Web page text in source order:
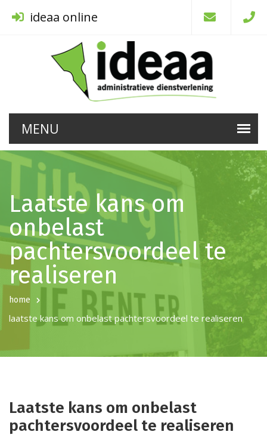
ideaa online
Laatste kans om
onbelast
pachtersvoordeel te
realiseren
home
laatste kans om onbelast pachtersvoordeel te realiseren
Laatste kans om onbelast
pachtersvoordeel te realiseren